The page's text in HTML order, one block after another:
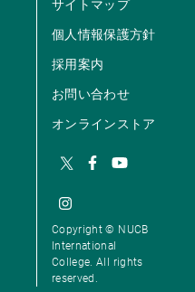
サイトマップ
個人情報保護方針
採用案内
お問い合わせ
オンラインストア
Copyright © NUCB
International
College. All rights
reserved.